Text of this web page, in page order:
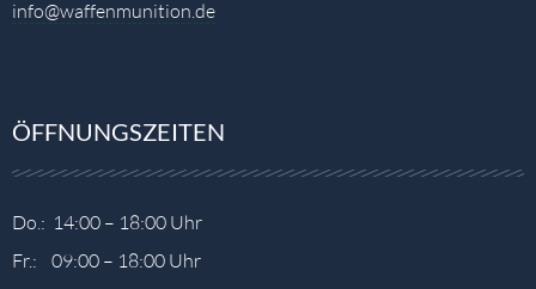
info@waffenmunition.de
ÖFFNUNGSZEITEN
Do.: 14:00 – 18:00 Uhr
Fr.: 09:00 – 18:00 Uhr